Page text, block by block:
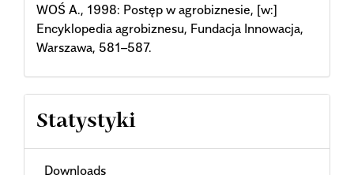
WOŚ A., 1998: Postęp w agrobiznesie, [w:]
Encyklopedia agrobiznesu, Fundacja Innowacja,
Warszawa, 581–587.
Statystyki
Downloads